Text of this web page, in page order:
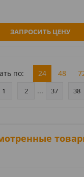
ЗАПРОСИТЬ ЦЕНУ
по: 24 48
1 2 ... 37 38